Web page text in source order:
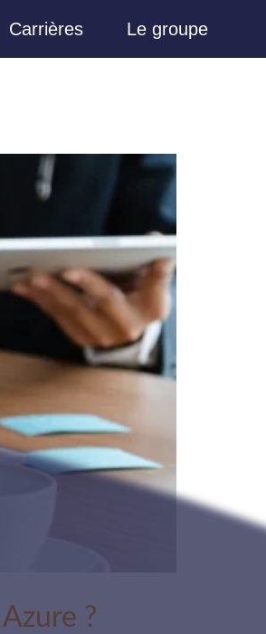
Carrières Le groupe
?